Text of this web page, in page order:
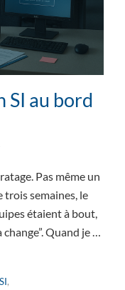
SI au bord
Pas même un
semaines, le
étaient à bout,
Quand je …
,